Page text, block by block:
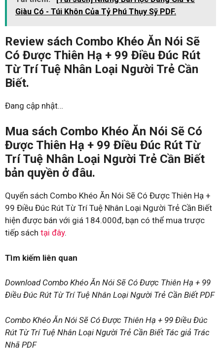
Giàu Có - Túi Khôn Của Tỷ Phú Thụy Sỹ PDF.
Review sách Combo Khéo Ăn Nói Sẽ
Có Được Thiên Hạ + 99 Điều Đúc Rút
Từ Trí Tuệ Nhân Loại Người Trẻ Cần
Biết.
Đang cập nhật…
Mua sách Combo Khéo Ăn Nói Sẽ Có
Được Thiên Hạ + 99 Điều Đúc Rút Từ
Trí Tuệ Nhân Loại Người Trẻ Cần Biết
bản quyền ở đâu.
Quyển sách Combo Khéo Ăn Nói Sẽ Có Được Thiên Hạ +
99 Điều Đúc Rút Từ Trí Tuệ Nhân Loại Người Trẻ Cần Biết
hiện được bán với giá 184.000đ, bạn có thể mua trược
tiếp sách tại đây.
Tìm kiếm liên quan
Download Combo Khéo Ăn Nói Sẽ Có Được Thiên Hạ + 99
Điều Đúc Rút Từ Trí Tuệ Nhân Loại Người Trẻ Cần Biết PDF
Combo Khéo Ăn Nói Sẽ Có Được Thiên Hạ + 99 Điều Đúc
Rút Từ Trí Tuệ Nhân Loại Người Trẻ Cần Biết Tác giả Trác
Nhã PDF